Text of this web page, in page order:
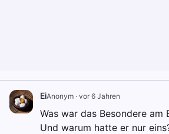
EiAnonym · vor 6 Jahren
Was war das Besondere am
Und warum hatte er nur